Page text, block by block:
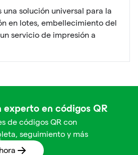
una solución universal para la
en lotes, embellecimiento del
servicio de impresión a
experto en códigos QR
de códigos QR con
seguimiento y más